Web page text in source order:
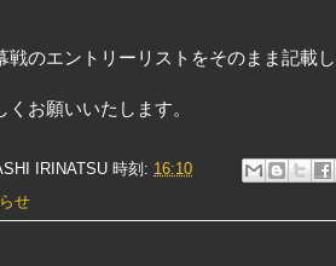
戦のエントリーリストをそのまま記載し
くお願いいたします。
IRINATSU 時刻: 16:10
せ